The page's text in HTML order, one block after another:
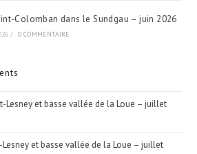
Colomban dans le Sundgau – juin 2026
/ 0 COMMENTAIRE
Lesney et basse vallée de la Loue – juillet
Lesney et basse vallée de la Loue – juillet